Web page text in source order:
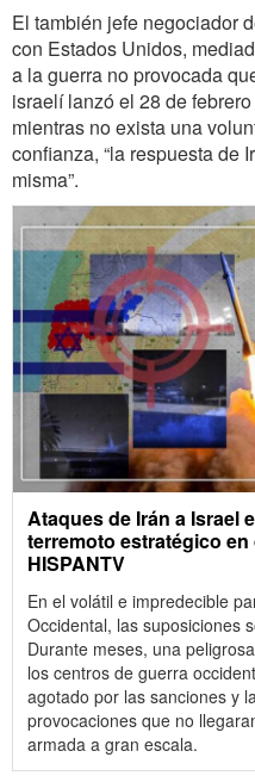
El también jefe negociador
con Estados Unidos,
a la guerra no provocada
israelí lanzó el 28 de
mientras no exista una
confianza, “la respuesta de
misma”.
Ataques de Irán a Israel
terremoto estratégico
HISPANTV
En el volátil e impredecible
Occidental, las suposiciones
Durante meses, una
los centros de guerra
agotado por las sanciones y
provocaciones que no
armada a gran escala.